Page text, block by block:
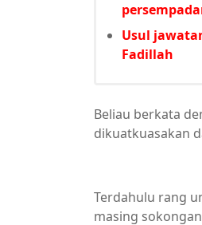
Usul
Fadillah
Beliau berkata
dikuatkuasakan
Terdahulu rang
masing